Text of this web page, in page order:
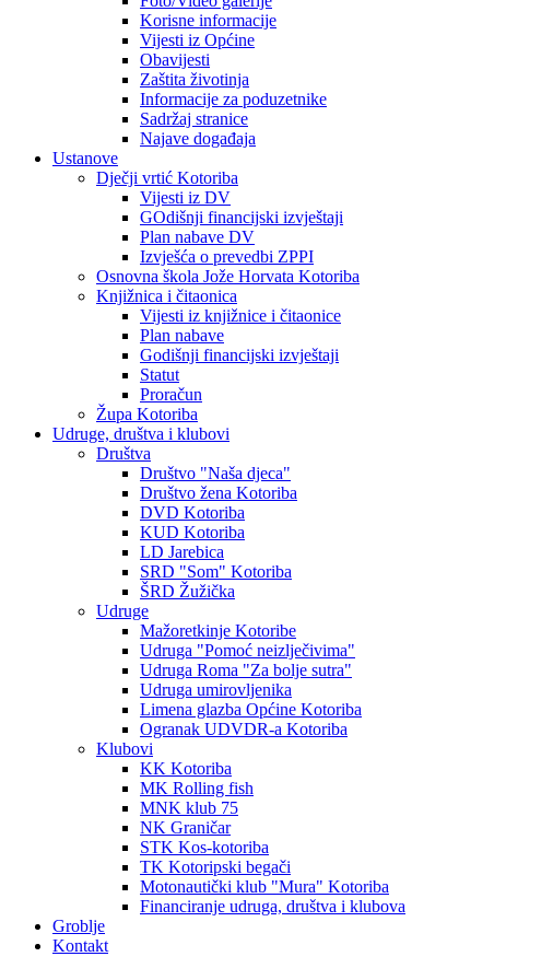
Korisne informacije
Vijesti iz Općine
Obavijesti
Zaštita životinja
Informacije za poduzetnike
Sadržaj stranice
Najave događaja
Ustanove
Dječji vrtić Kotoriba
Vijesti iz DV
GOdišnji financijski izvještaji
Plan nabave DV
Izvješća o prevedbi ZPPI
Osnovna škola Jože Horvata Kotoriba
Knjižnica i čitaonica
Vijesti iz knjižnice i čitaonice
Plan nabave
Godišnji financijski izvještaji
Statut
Proračun
Župa Kotoriba
Udruge, društva i klubovi
Društva
Društvo "Naša djeca"
Društvo žena Kotoriba
DVD Kotoriba
KUD Kotoriba
LD Jarebica
SRD "Som" Kotoriba
ŠRD Žužička
Udruge
Mažoretkinje Kotoribe
Udruga "Pomoć neizlječivima"
Udruga Roma "Za bolje sutra"
Udruga umirovljenika
Limena glazba Općine Kotoriba
Ogranak UDVDR-a Kotoriba
Klubovi
KK Kotoriba
MK Rolling fish
MNK klub 75
NK Graničar
STK Kos-kotoriba
TK Kotoripski begači
Motonautički klub "Mura" Kotoriba
Financiranje udruga, društva i klubova
Groblje
Kontakt